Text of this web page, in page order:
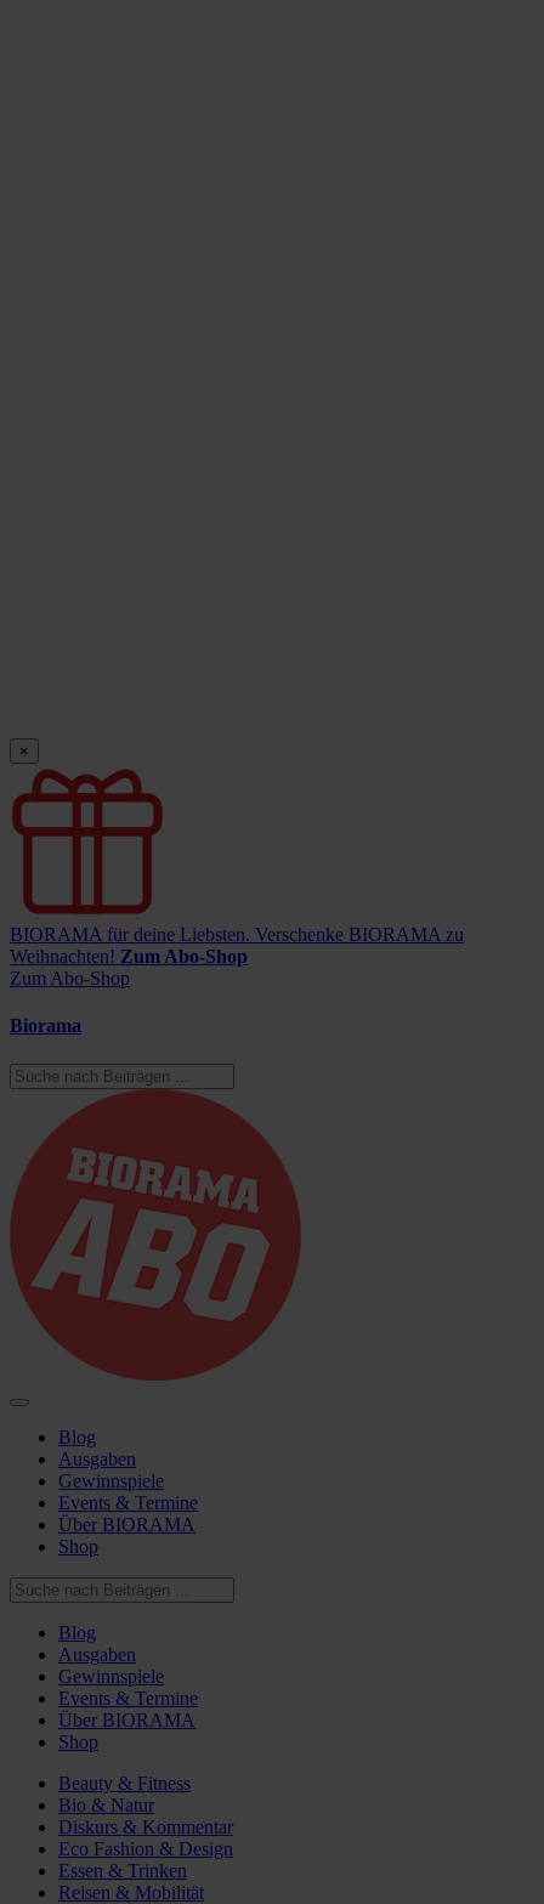
×
BIORAMA für deine Liebsten. Verschenke BIORAMA zu
Weihnachten! Zum Abo-Shop
Zum Abo-Shop
Biorama
Blog
Ausgaben
Gewinnspiele
Events & Termine
Über BIORAMA
Shop
Blog
Ausgaben
Gewinnspiele
Events & Termine
Über BIORAMA
Shop
Beauty & Fitness
Bio & Natur
Diskurs & Kommentar
Eco Fashion & Design
Essen & Trinken
Reisen & Mobilität